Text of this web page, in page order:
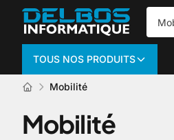
TOUS NOS PRODUITS
Mobilité
Mobilité